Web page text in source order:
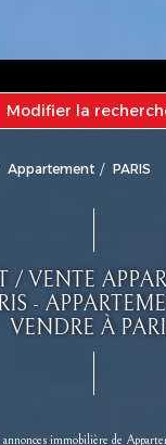
Modifier la
Appartement PARIS
/ VENTE
-
VENDRE À
immobilière de